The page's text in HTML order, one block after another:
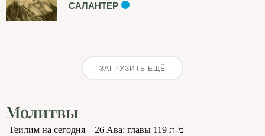
САЛАНТЕР
ЗАГРУЗИТЬ ЕЩЁ
Молитвы
Теилим на сегодня – 26 Ава: главы 119 מ-ת